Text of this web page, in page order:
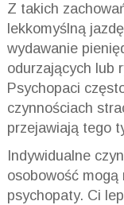
Z takich
lekkomyślną
wydawanie
odurzających lub
Psychopaci
czynnościach
przejawiają tego
Indywidualne
osobowość mogą
psychopaty. Ci